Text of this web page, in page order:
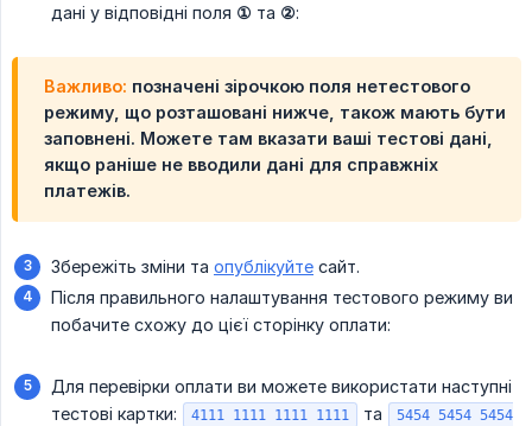
дані у відповідні поля ① та ②:
Важливо: позначені зірочкою поля нетестового
режиму, що розташовані нижче, також мають бути
заповнені. Можете там вказати ваші тестові дані,
якщо раніше не вводили дані для справжніх
платежів.
Збережіть зміни та опублікуйте сайт.
Після правильного налаштування тестового режиму ви
побачите схожу до цієї сторінку оплати:
Для перевірки оплати ви можете використати наступні
тестові картки:
4111 1111 1111 1111 та
5454 5454 5454